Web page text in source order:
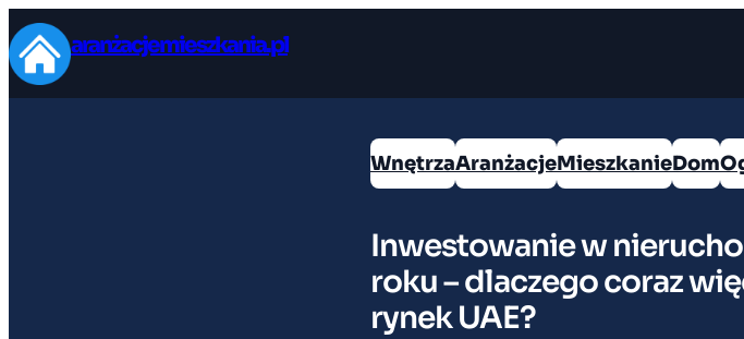
Przejdź
do
treści
aranżacjemieszkania.pl
WnętrzaAranżacjeMieszkanieDom
Inwestowanie w
roku – dlaczego coraz
rynek UAE?